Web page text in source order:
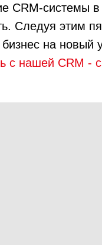
CRM-системы
Следуя этим
на новый
с нашей CRM -